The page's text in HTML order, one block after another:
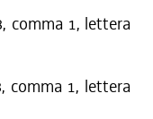
comma 1, lettera
comma 1, lettera